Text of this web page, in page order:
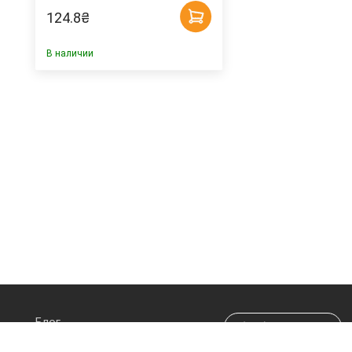
124.8₴
В наличии
Блог (044) 290-70-20